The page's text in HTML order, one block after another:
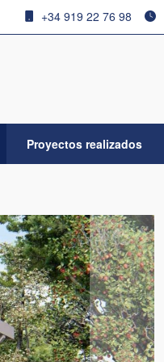
+34 919 22 76 98
Proyectos realizados